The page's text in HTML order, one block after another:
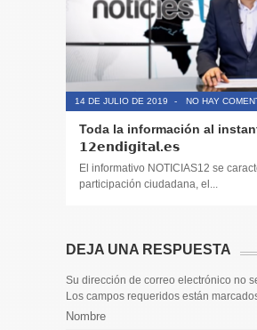
14 DE JULIO DE 2019 - NO HAY
Toda la información al
𝟭𝟮𝗲𝗻𝗱𝗶𝗴𝗶𝘁𝗮𝗹.𝗲𝘀
El informativo NOTICIAS12 se
participación ciudadana, el...
DEJA UNA RESPUESTA
Su dirección de correo electrónico no
Los campos requeridos están
Nombre